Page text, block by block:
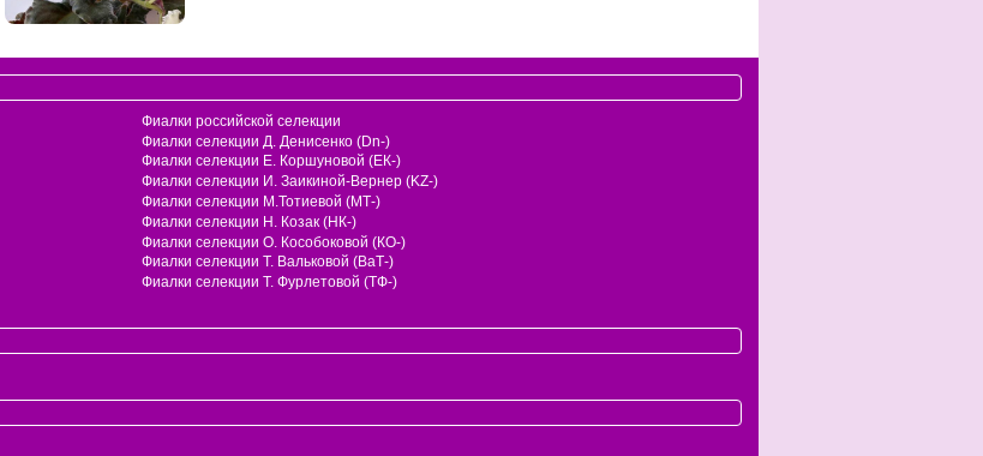
Фиалки российской селекции
Фиалки селекции Д. Денисенко (Dn-)
Фиалки селекции Е. Коршуновой (ЕК-)
Фиалки селекции И. Заикиной-Вернер (KZ-)
Фиалки селекции М.Тотиевой (МТ-)
Фиалки селекции Н. Козак (НК-)
Фиалки селекции О. Кособоковой (КО-)
Фиалки селекции Т. Вальковой (ВаТ-)
Фиалки селекции Т. Фурлетовой (ТФ-)